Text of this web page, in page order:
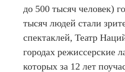
до 500 тысяч человек)
тысяч людей стали
спектаклей, Театр
городах режиссерские
которых за 12 лет